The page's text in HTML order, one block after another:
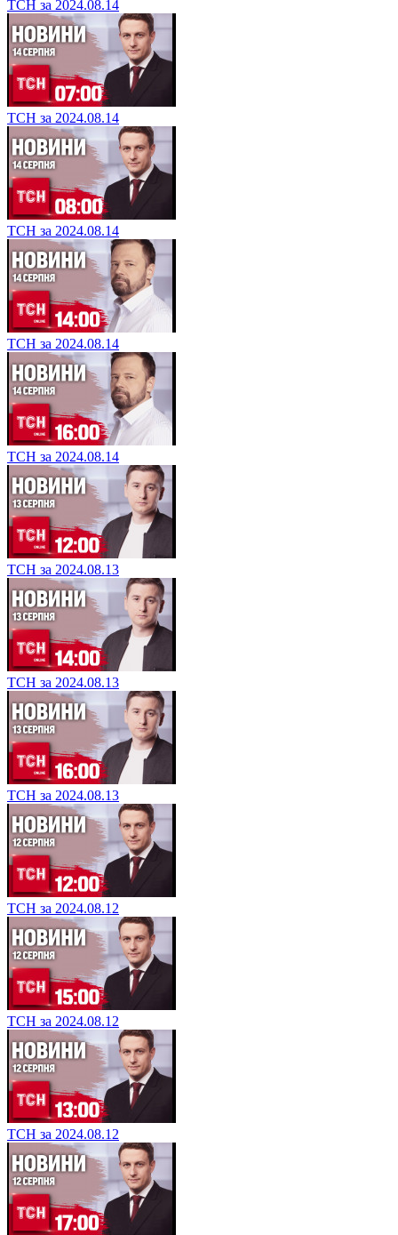
ТСН за 2024.08.14
ТСН за 2024.08.14
ТСН за 2024.08.14
ТСН за 2024.08.14
ТСН за 2024.08.14
ТСН за 2024.08.13
ТСН за 2024.08.13
ТСН за 2024.08.13
ТСН за 2024.08.12
ТСН за 2024.08.12
ТСН за 2024.08.12